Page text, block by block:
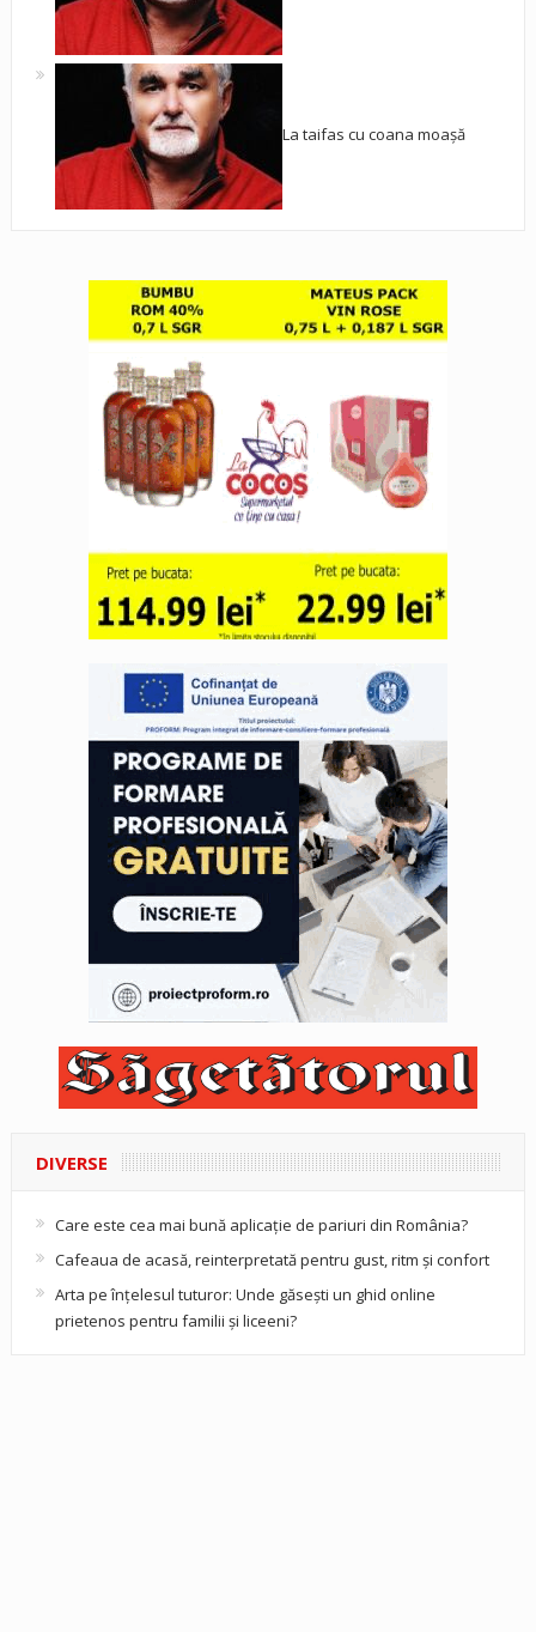
La taifas cu coana moașă
DIVERSE
Care este cea mai bună aplicație de pariuri din România?
Cafeaua de acasă, reinterpretată pentru gust, ritm și confort
Arta pe înțelesul tuturor: Unde găsești un ghid online
prietenos pentru familii și liceeni?